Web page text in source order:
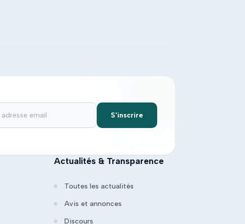
S'inscrire
Actualités & Transparence
Toutes les actualités
Avis et annonces
Discours